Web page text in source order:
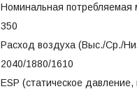
Номинальная
350
Расход воздуха (Выс./Ср./
2040/1880/1610
ESP (статическое